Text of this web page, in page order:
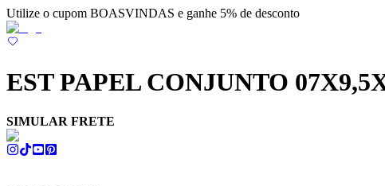
Utilize o cupom BOASVINDAS e ganhe 5% de desconto
EST PAPEL CONJUNTO
SIMULAR FRETE